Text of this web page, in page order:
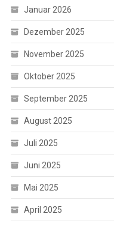
Januar 2026
Dezember 2025
November 2025
Oktober 2025
September 2025
August 2025
Juli 2025
Juni 2025
Mai 2025
April 2025